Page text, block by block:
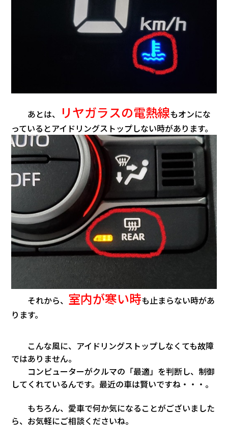
あとは、 リヤガラスの電熱線もオンにな
っているとアイドリングストップしない時があります。
それから、 室内が寒い時も止まらない時があ
ります。
こんな風に、アイドリングストップしなくても故障
ではありません。
コンピューターがクルマの「最適」を判断し、制御
してくれているんです。最近の車は賢いですね・・・。
もちろん、愛車で何か気になることがございました
ら、お気軽にご相談くださいね。